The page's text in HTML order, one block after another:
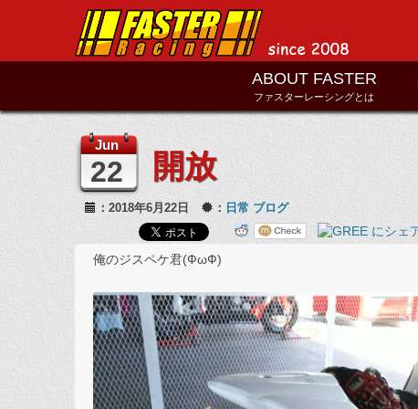
ABOUT FASTER
ファスターレーシングとは
Jun
22 開放
：2018年6月22日 ： 日常 ブログ
俺のジスペケ君(ФωФ)